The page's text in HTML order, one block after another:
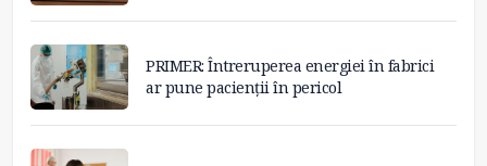
PRIMER: Întreruperea energiei în fabrici
ar pune pacienții în pericol